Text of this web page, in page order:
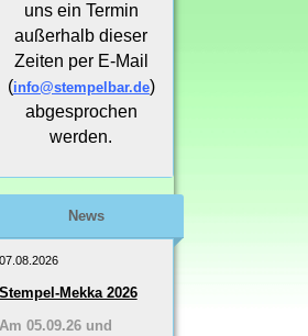
uns ein Termin
außerhalb dieser
Zeiten per E-Mail
(info@stempelbar.de)
abgesprochen
werden.
News
07.08.2026
Stempel-Mekka 2026
Am 05.09.26 und